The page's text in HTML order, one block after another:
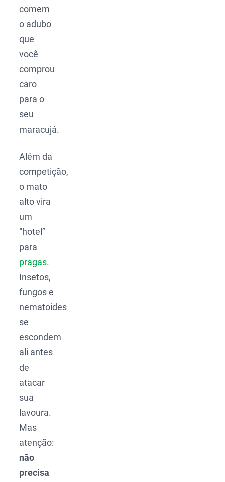
comem
o adubo
que
você
comprou
caro
para o
seu
maracujá.
Além da
competição,
o mato
alto vira
um
“hotel”
para
pragas.
Insetos,
fungos e
nematoides
se
escondem
ali antes
de
atacar
sua
lavoura.
Mas
atenção:
não
precisa